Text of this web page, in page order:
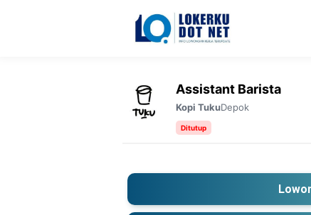
Assistant Barista
Kopi TukuDepok
Ditutup